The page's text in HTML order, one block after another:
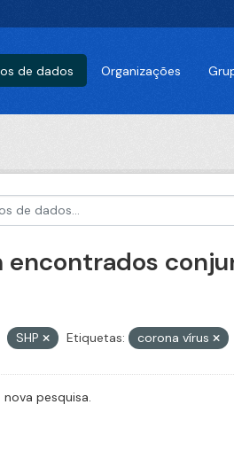
de dados Organizações
encontrados
SHP Etiquetas: corona vírus
pesquisa.